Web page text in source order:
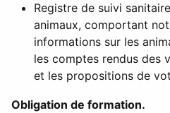
Registre de suivi
animaux, comportant
informations sur les
les comptes rendus des
et les propositions de
Obligation de formation.